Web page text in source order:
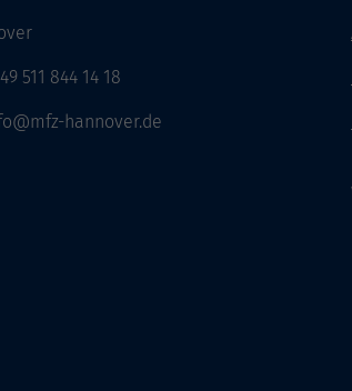
511 844 14 18
hannover.de